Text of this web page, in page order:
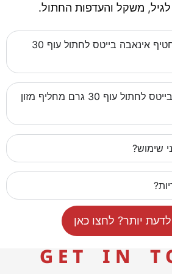
משקל והעדפות החתול.
מתי כדאי לתת את חטיף אינאבה בייטס לחתול עוף 30
האם חטיף אינאבה בייטס לחתול עוף 30 גרם מחליף מזון
שימוש?
יותר? לחצו כאן
G E T I N T